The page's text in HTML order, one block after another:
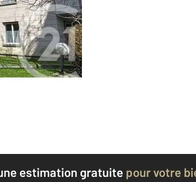
estimation gratuite pour votre